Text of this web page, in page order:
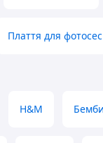
Плаття для
H&M